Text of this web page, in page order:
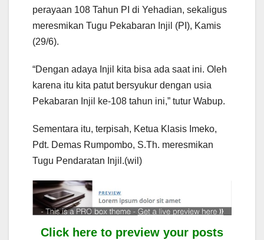
perayaan 108 Tahun PI di Yehadian, sekaligus
meresmikan Tugu Pekabaran Injil (PI), Kamis
(29/6).
“Dengan adaya Injil kita bisa ada saat ini. Oleh
karena itu kita patut bersyukur dengan usia
Pekabaran Injil ke-108 tahun ini,” tutur Wabup.
Sementara itu, terpisah, Ketua Klasis Imeko,
Pdt. Demas Rumpombo, S.Th. meresmikan
Tugu Pendaratan Injil.(wil)
Click here to preview your posts